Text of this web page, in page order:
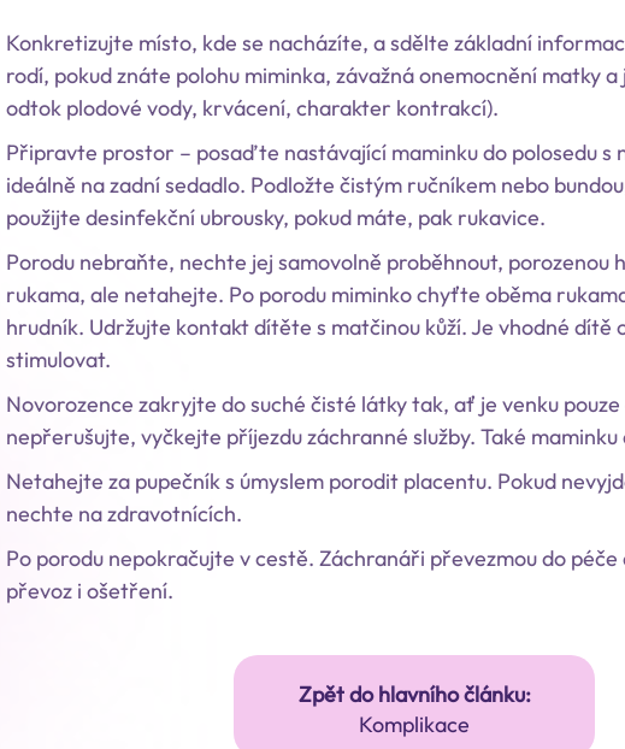
Konkretizujte místo, kde se nacházíte, a sdělte základní
rodí, pokud znáte polohu miminka, závažná onemocnění matky
odtok plodové vody, krvácení, charakter kontrakcí).
Připravte prostor – posaďte nastávající maminku do polosedu s
ideálně na zadní sedadlo. Podložte čistým ručníkem nebo
použijte desinfekční ubrousky, pokud máte, pak rukavice.
Porodu nebraňte, nechte jej samovolně proběhnout, porozenou
rukama, ale netahejte. Po porodu miminko chyťte oběma
hrudník. Udržujte kontakt dítěte s matčinou kůží. Je vhodné dítě
stimulovat.
Novorozence zakryjte do suché čisté látky tak, ať je venku
nepřerušujte, vyčkejte příjezdu záchranné služby. Také
Netahejte za pupečník s úmyslem porodit placentu. Pokud
nechte na zdravotnících.
Po porodu nepokračujte v cestě. Záchranáři převezmou do
převoz i ošetření.
Zpět do hlavního článku:
Komplikace